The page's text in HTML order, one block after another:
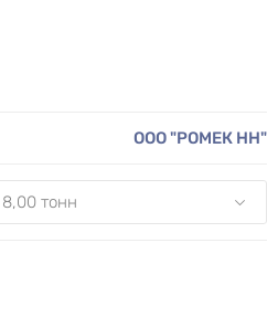
ООО "РОМЕК НН"